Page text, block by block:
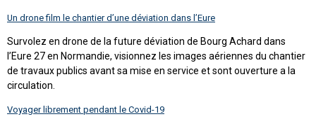
Un drone film le chantier d’une déviation dans l’Eure
Survolez en drone de la future déviation de Bourg Achard dans
l’Eure 27 en Normandie, visionnez les images aériennes du chantier
de travaux publics avant sa mise en service et sont ouverture a la
circulation.
Voyager librement pendant le Covid-19